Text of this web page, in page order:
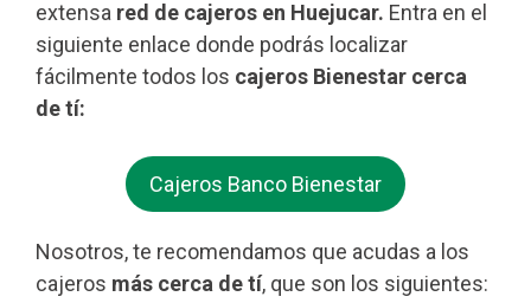
extensa red de cajeros en Huejucar. Entra en el
siguiente enlace donde podrás localizar
fácilmente todos los cajeros Bienestar cerca
de tí:
Cajeros Banco Bienestar
Nosotros, te recomendamos que acudas a los
cajeros más cerca de tí, que son los siguientes: